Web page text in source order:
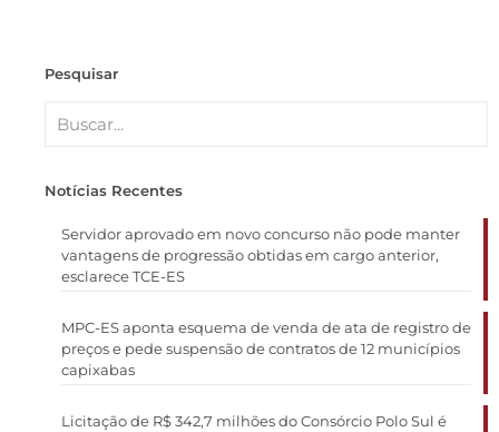
Pesquisar
Notícias Recentes
Servidor aprovado em novo concurso não pode manter
vantagens de progressão obtidas em cargo anterior,
esclarece TCE-ES
MPC-ES aponta esquema de venda de ata de registro de
preços e pede suspensão de contratos de 12 municípios
capixabas
Licitação de R$ 342,7 milhões do Consórcio Polo Sul é